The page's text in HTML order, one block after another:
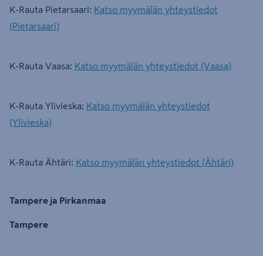
K-Rauta Pietarsaari: Katso myymälän yhteystiedot
(Pietarsaari)
K-Rauta Vaasa: Katso myymälän yhteystiedot (Vaasa)
K-Rauta Ylivieska: Katso myymälän yhteystiedot
(Ylivieska)
K-Rauta Ähtäri: Katso myymälän yhteystiedot (Ähtäri)
Tampere ja Pirkanmaa
Tampere